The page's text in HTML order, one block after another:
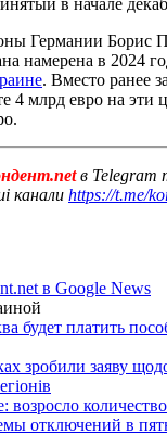
Германии Борис
намерена в 2024
. Вместо ранее
4 млрд евро на эти
в Telegram
канали https://t.me/
в Google News
будет платить
зробили заяву щодо
отключений в